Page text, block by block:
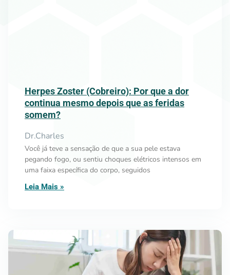
Herpes Zoster (Cobreiro): Por que a dor
continua mesmo depois que as feridas
somem?
Dr.Charles
Você já teve a sensação de que a sua pele estava
pegando fogo, ou sentiu choques elétricos intensos em
uma faixa específica do corpo, seguidos
Leia Mais »